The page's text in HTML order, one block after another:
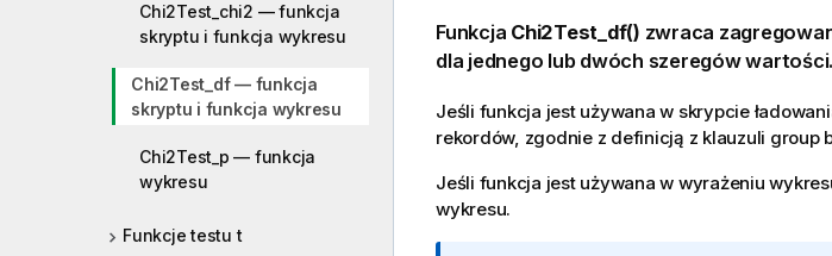
Chi2Test_chi2 — funkcja
skryptu i funkcja wykresu
Chi2Test_df — funkcja
skryptu i funkcja wykresu
Chi2Test_p — funkcja
wykresu
Funkcje testu t
Funkcja Chi2Test_df() zwraca
dla jednego lub dwóch szeregów wartości.
Jeśli funkcja jest używana w skrypcie
rekordów, zgodnie z definicją z klauzuli group
Jeśli funkcja jest używana w wyrażeniu
wykresu.